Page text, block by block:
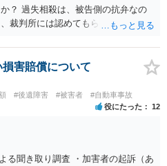
？ 過失相殺は、被告側の抗弁なの
裁判所には認めてもらえません。
。 ＞2、毎月数千円の支払いを認め
しょうか？ 判決→強制執行という流
行と言う事は保護費を差押えられる
場合、動産執行などもされるのでし
ることが出来ませんが、保護費が入
されているわけではないので、差押
。 なお、動産執行については、換
わると思います。
害賠償について
#後遺障害 #被害者 #自動車事故
役にたった 12
る聞き取り調査 ・加害者の起訴（あ